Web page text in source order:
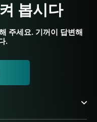
봅시다
주세요. 기꺼이 답변해
.